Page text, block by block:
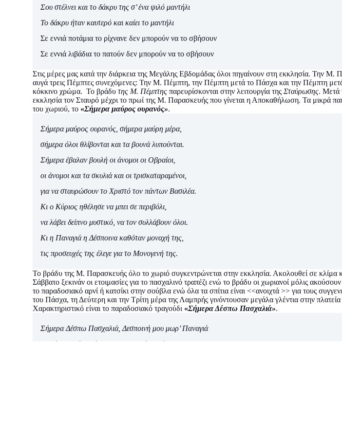
Σου στέλνει και το δάκρυ της σ’ ένα ψιλό μαντήλι
Το δάκρυ ήταν καυτερό και καίει το μαντήλι
Σε εννιά ποτάμια το ρίχνανε δεν μπορούν να το σβήσουν
Σε εννιά λιβάδια το πατούν δεν μπορούν να το σβήσουν
Στις μέρες μας κατά την διάρκεια της Μεγάλης Εβδομάδας όλοι πηγαίνουν στη εκκλησία. Την Μ.
αυγά τρεις Πέμπτες συνεχόμενες: Την Μ. Πέμπτη, την Πέμπτη μετά το Πάσχα και την Πέμπτη
κόκκινο χρώμα. Το βράδυτης Μ. Πέμπτης παρευρίσκονται στην λειτουργία τηςΣταύρωσης. Μετά
εκκλησία τον Σταυρό μέχρι το πρωί της Μ. Παρασκευής που γίνεται η Αποκαθήλωση. Τα μικρά
του χωριού, το «Σήμερα μαύρος ουρανός».
Σήμερα μαύρος ουρανός, σήμερα μαύρη μέρα,
σήμερα όλοι θλίβονται και τα βουνά λυπούνται.
Σήμερα έβαλαν βουλή οι άνομοι οι Οβραίοι,
οι άνομοι και τα σκυλιά και οι τρισκαταραμένοι,
για να σταυρώσουν το Χριστό τον πάντων Βασιλέα.
Κι ο Κύριος ηθέλησε να μπει σε περιβόλι,
να λάβει δείπνο μυστικό, να τον συλλάβουν όλοι.
Κι η Παναγιά η Δέσποινα καθόταν μοναχή της,
τις προσευχές της έλεγε για το Μονογενή της.
Το βράδυ της Μ. Παρασκευής όλο το χωριό συγκεντρώνεται στην εκκλησία. Ακολουθεί σε
Σάββατο ξεκινάν οι ετοιμασίες για το πασχαλινό τραπέζι ενώ το βράδυ οι χωριανοί μόλις
το παραδοσιακό αρνί ή κατσίκι στην σούβλα ενώ όλα τα σπίτια είναι <<ανοιχτά >> για τους
του Πάσχα, τη Δεύτερη και την Τρίτη μέρα της Λαμπρής γινόντουσαν μεγάλα γλέντια στην
Χαρακτηριστικό είναι το παραδοσιακό τραγούδι «Σήμερα Δέσπω Πασχαλιά».
Σήμερα Δέσπω Πασχαλιά, Δεσποινή μου μωρ’ Παναγιά
Ταχιά Χριστός Ανέστη, μα τ’ αληθώς Ανέστη